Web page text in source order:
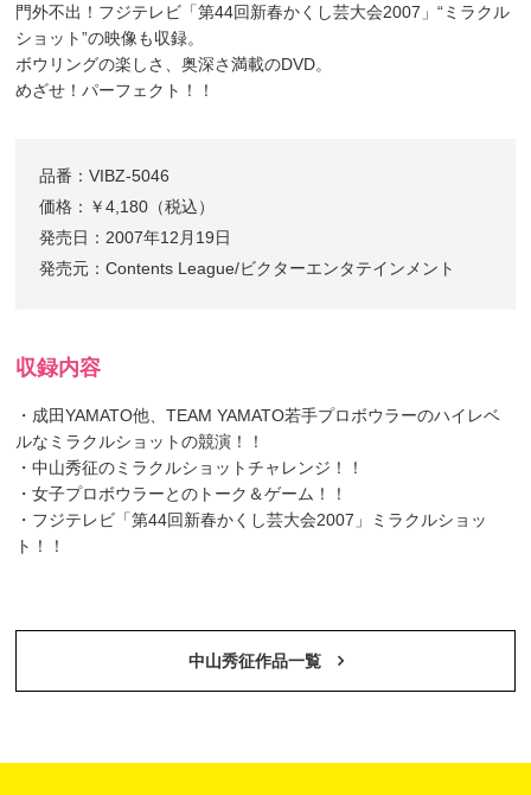
門外不出！フジテレビ「第44回新春かくし芸大会2007」“ミラクル
ショット”の映像も収録。
ボウリングの楽しさ、奥深さ満載のDVD。
めざせ！パーフェクト！！
品番：VIBZ-5046
価格：￥4,180（税込）
発売日：2007年12月19日
発売元：Contents League/ビクターエンタテインメント
収録内容
・成田YAMATO他、TEAM YAMATO若手プロボウラーのハイレベ
ルなミラクルショットの競演！！
・中山秀征のミラクルショットチャレンジ！！
・女子プロボウラーとのトーク＆ゲーム！！
・フジテレビ「第44回新春かくし芸大会2007」ミラクルショッ
ト！！
中山秀征作品一覧